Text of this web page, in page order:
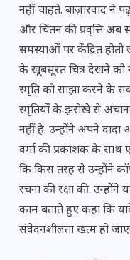
नहीं चाहते. बाज़ारवाद ने
और चिंतन की प्रवृत्ति अब
समस्याओं पर केंद्रित
के खूबसूरत चित्र देखने को
स्मृति को साझा करने के
स्मृतियों के झरोखे से
नहीं है. उन्होंने अपने दादा
वर्मा की प्रकाशक के साथ
कि किस तरह से उन्होंने
रचना की रक्षा की.
काम बताते हुए कहा कि
संवेदनशीलता खत्म हो